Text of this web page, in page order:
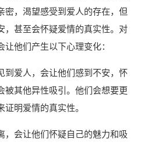
密，渴望感受到爱人的存在，但
，甚至会怀疑爱情的真实性。对
他们产生以下心理变化：
到爱人，会让他们感到不安，怀
被其他异性吸引。他们会想要更
明爱情的真实性。
，会让他们怀疑自己的魅力和吸